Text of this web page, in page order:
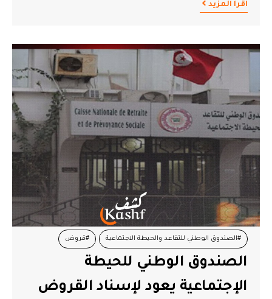
اقرأ المزيد
#الصندوق الوطني للتقاعد والحيطة الاجتماعية #قروض
#مالك الزاهي #وزير الشؤون الاجتماعية
الصندوق الوطني للحيطة
الإجتماعية يعود لإسناد القروض